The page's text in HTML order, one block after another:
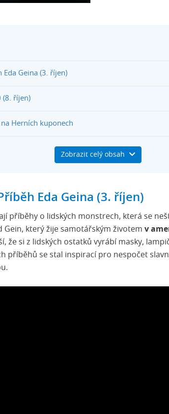
Geina (3. říjen)
(8. říjen)
Herních kuponech
3. řada (8. říjen)
2025
Zobrazit celý obsah
Eda Geina (3. říjen)
příběhy o lidských monstrech, která se
Gein, který žije samotářským životem v
že si z lidských ostatků vyrábí masky,
příběhů se stal inspirací pro nespočet